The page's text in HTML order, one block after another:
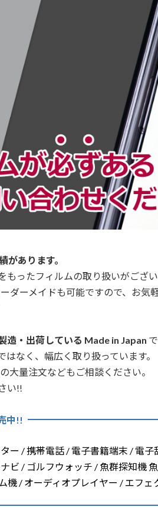
あります。
もったフィルムの取り扱いがござ
ダーメイドも可能ですので、お
造・出荷している Made in Japan で
なく、幅広く取り扱っています。
大量注文などもご相談ください。
い!!
中!!
ー / 携帯電話 / 電子書籍端末 / 電
ビ / ゴルフウォッチ / 魚群探知機
/ オーディオプレイヤー / エフェ